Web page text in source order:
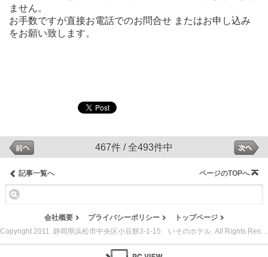
ません。
お手数ですが直接お電話でのお問合せ またはお申し込み
をお願い致します。
467件 / 全493件中
記事一覧へ ページのTOPへ
会社概要 プライバシーポリシー
トップページ
Copyright 2011. 静岡県浜松市中央区小豆餅3-1-15 いそのホテル. All Rights Reserved.